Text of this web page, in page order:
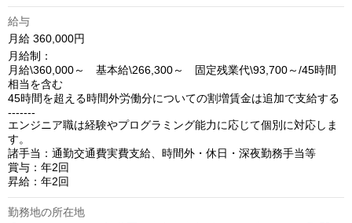
給与
月給 360,000円
月給制：
月給\360,000～　基本給\266,300～　固定残業代\93,700～/45時間
相当を含む
45時間を超える時間外労働分についての割増賃金は追加で支給する
‐‐‐‐‐‐‐
エンジニア職は経験やプログラミング能力に応じて個別に対応しま
す。
諸手当：通勤交通費実費支給、時間外・休日・深夜勤務手当等
賞与：年2回
昇給：年2回
勤務地の所在地